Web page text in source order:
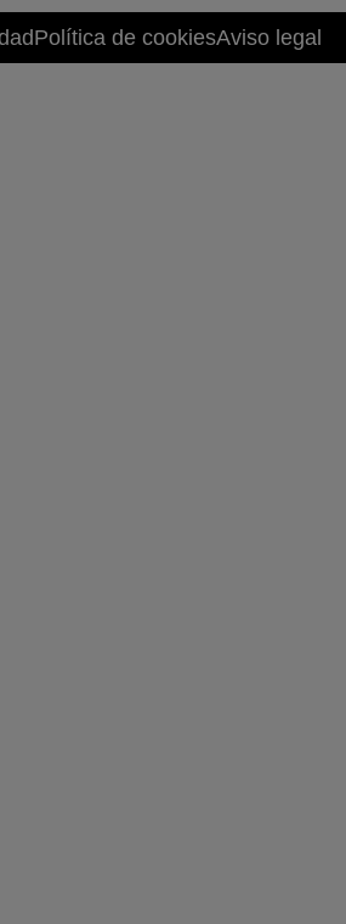
Política de cookiesAviso legal